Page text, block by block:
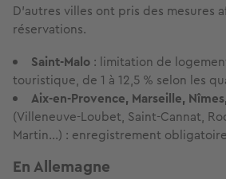
D'autres villes ont pris des mesures
réservations.
Saint-Malo : limitation de
touristique, de 1 à 12,5 % selon les
Aix-en-Provence, Marseille,
(Villeneuve-Loubet, Saint-Cannat,
Martin...) : enregistrement
En Allemagne